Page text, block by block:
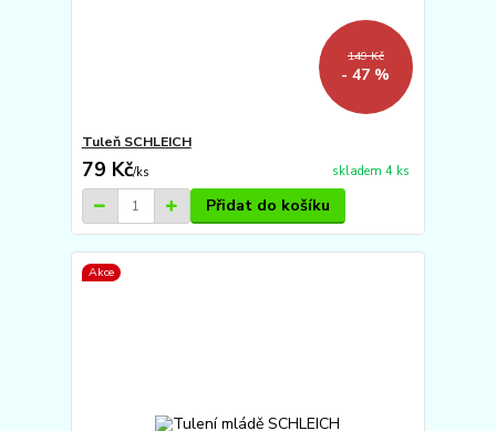
149 Kč
- 47 %
Tuleň SCHLEICH
79 Kč/ks skladem 4 ks
Přidat do košíku
Akce